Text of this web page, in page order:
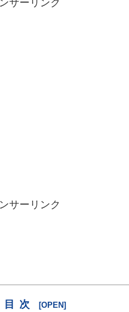
サーリンク
サーリンク
目次